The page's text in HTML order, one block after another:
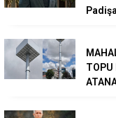
TOPU